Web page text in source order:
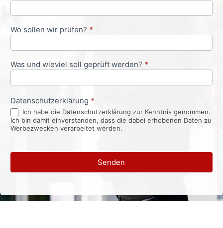
Wo sollen wir prüfen? *
Was und wieviel soll geprüft werden? *
Datenschutzerklärung *
Ich habe die Datenschutzerklärung zur Kenntnis genommen.
Ich bin damit einverstanden, dass die dabei erhobenen Daten zu
Werbezwecken verarbeitet werden.
Senden